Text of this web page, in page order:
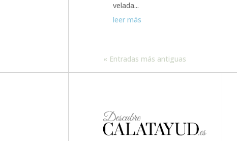
velada...
leer más
« Entradas más antiguas